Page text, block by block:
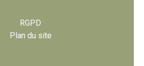
RGPD
Plan du site